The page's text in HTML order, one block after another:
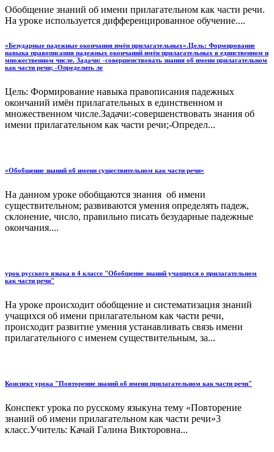
Обобщение знаний об имени прилагательном как части речи.
На уроке используется дифференцированное обучение....
«Безударные падежные окончания имён прилагательных».Цель: Формирование
навыка правописания падежных окончаний имён прилагательных в единственном и
множественном числе. Задачи: -совершенствовать знания об имени прилагательном
как части речи; -Определить ле
Цель: Формирование навыка правописания падежных
окончаний имён прилагательных в единственном и
множественном числе.Задачи:-совершенствовать знания об
имени прилагательном как части речи;-Определ...
«Обобщение знаний об имени существительном как части речи»
На данном уроке обобщаются знания об имени
существительном; развиваются умения определять падеж,
склонение, число, правильно писать безударные падежные
окончания....
урок русского языка в 4 классе "Обобщение знаний учащихся о прилагательном
как части речи"
На уроке происходит обобщение и систематизация знаний
учащихся об имени прилагательном как части речи,
происходит развитие умения устанавливать связь имени
прилагательного с именем существительным, за...
Конспект урока "Повторение знаний об имени прилагательном как части речи"
Конспект урока по русскому языкуна тему «Повторение
знаний об имени прилагательном как части речи»3
класс.Учитель: Качай Галина Викторовна...